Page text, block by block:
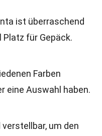
ist überraschend
für Gepäck.
Farben
eine Auswahl haben.
um den